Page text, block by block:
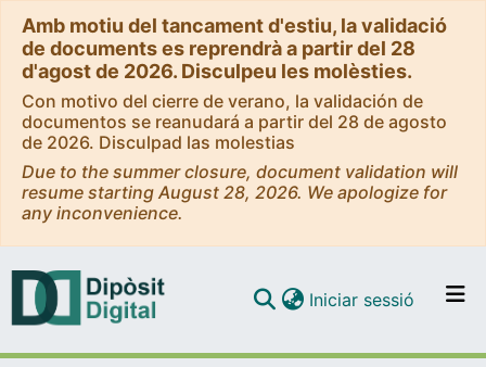
Amb motiu del tancament d'estiu, la validació
de documents es reprendrà a partir del 28
d'agost de 2026. Disculpeu les molèsties.
Con motivo del cierre de verano, la validación de
documentos se reanudará a partir del 28 de agosto
de 2026. Disculpad las molestias
Due to the summer closure, document validation will
resume starting August 28, 2026. We apologize for
any inconvenience.
Iniciar sessió (current)